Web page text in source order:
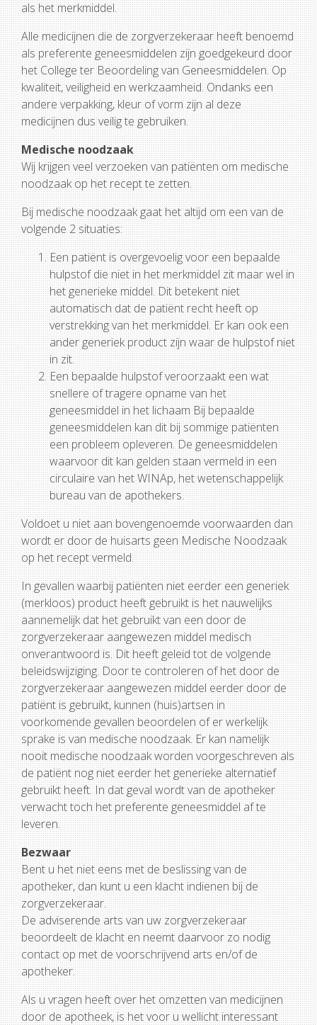
als het merkmiddel.
Alle medicijnen die de zorgverzekeraar heeft benoemd
als preferente geneesmiddelen zijn goedgekeurd door
het College ter Beoordeling van Geneesmiddelen. Op
kwaliteit, veiligheid en werkzaamheid. Ondanks een
andere verpakking, kleur of vorm zijn al deze
medicijnen dus veilig te gebruiken.
Medische noodzaak
Wij krijgen veel verzoeken van patiënten om medische
noodzaak op het recept te zetten.
Bij medische noodzaak gaat het altijd om een van de
volgende 2 situaties:
Een patiënt is overgevoelig voor een bepaalde
hulpstof die niet in het merkmiddel zit maar wel in
het generieke middel. Dit betekent niet
automatisch dat de patiënt recht heeft op
verstrekking van het merkmiddel. Er kan ook een
ander generiek product zijn waar de hulpstof niet
in zit.
Een bepaalde hulpstof veroorzaakt een wat
snellere of tragere opname van het
geneesmiddel in het lichaam Bij bepaalde
geneesmiddelen kan dit bij sommige patiënten
een probleem opleveren. De geneesmiddelen
waarvoor dit kan gelden staan vermeld in een
circulaire van het WINAp, het wetenschappelijk
bureau van de apothekers.
Voldoet u niet aan bovengenoemde voorwaarden dan
wordt er door de huisarts geen Medische Noodzaak
op het recept vermeld.
In gevallen waarbij patiënten niet eerder een generiek
(merkloos) product heeft gebruikt is het nauwelijks
aannemelijk dat het gebruikt van een door de
zorgverzekeraar aangewezen middel medisch
onverantwoord is. Dit heeft geleid tot de volgende
beleidswijziging. Door te controleren of het door de
zorgverzekeraar aangewezen middel eerder door de
patiënt is gebruikt, kunnen (huis)artsen in
voorkomende gevallen beoordelen of er werkelijk
sprake is van medische noodzaak. Er kan namelijk
nooit medische noodzaak worden voorgeschreven als
de patiënt nog niet eerder het generieke alternatief
gebruikt heeft. In dat geval wordt van de apotheker
verwacht toch het preferente geneesmiddel af te
leveren.
Bezwaar
Bent u het niet eens met de beslissing van de
apotheker, dan kunt u een klacht indienen bij de
zorgverzekeraar.
De adviserende arts van uw zorgverzekeraar
beoordeelt de klacht en neemt daarvoor zo nodig
contact op met de voorschrijvend arts en/of de
apotheker.
Als u vragen heeft over het omzetten van medicijnen
door de apotheek, is het voor u wellicht interessant